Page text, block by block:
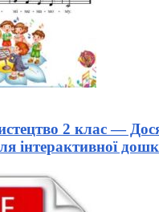
2 клас —
інтерактивної